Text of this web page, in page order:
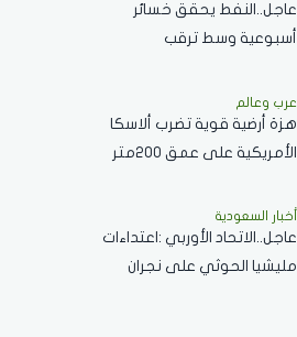
عاجل..النفط يحقق خسائر
أسبوعية وسط ترقب
عرب وعالم
هزة أرضية قوية تضرب ألاسكا
الأمريكية على عمق 200متر
أخبار السعودية
عاجل..الاتحاد الأوربي :اعتداءات
مليشيا الحوثي على نجران